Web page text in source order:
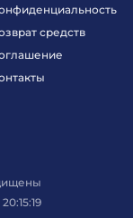
средств